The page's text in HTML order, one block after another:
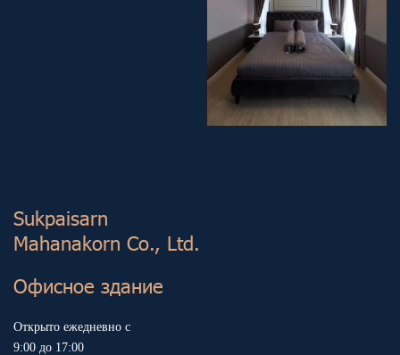
Sukp aisarn
Mahanakorn Co., Ltd.
Офисное здание
Открыто ежедневно с
9:00 до 17:00